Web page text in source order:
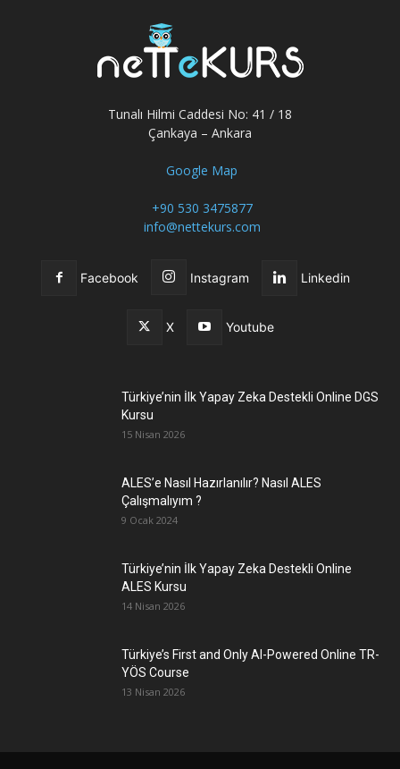
Tunalı Hilmi Caddesi No: 41 / 18
Çankaya – Ankara
Google Map
+90 530 3475877
info@nettekurs.com
Facebook Instagram Linkedin
X Youtube
Türkiye’nin İlk Yapay Zeka Destekli Online DGS
Kursu
15 Nisan 2026
ALES’e Nasıl Hazırlanılır? Nasıl ALES
Çalışmalıyım ?
9 Ocak 2024
Türkiye’nin İlk Yapay Zeka Destekli Online
ALES Kursu
14 Nisan 2026
Türkiye’s First and Only AI-Powered Online TR-
YÖS Course
13 Nisan 2026